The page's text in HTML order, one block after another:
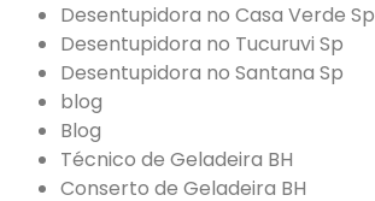
Desentupidora no Casa Verde Sp
Desentupidora no Tucuruvi Sp
Desentupidora no Santana Sp
blog
Blog
Técnico de Geladeira BH
Conserto de Geladeira BH